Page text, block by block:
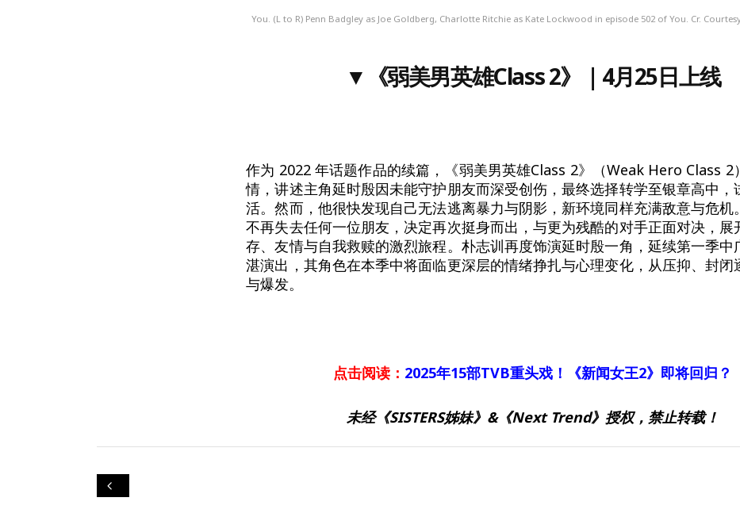
You. (L to R) Penn Badgley as Joe Goldberg, Charlotte Ritchie as Kate Lockwood in episode 502 of You. Cr.
▼ 《弱美男英雄Class 2》｜4月25日上线
作为 2022 年话题作品的续篇，《弱美男英雄Class 2》（Weak Hero Class 2
情，讲述主角延时殷因未能守护朋友而深受创伤，最终选择转学至银章高中，
活。然而，他很快发现自己无法逃离暴力与阴影，新环境同样充满敌意与危机
不再失去任何一位朋友，决定再次挺身而出，与更为残酷的对手正面对决，展
存、友情与自我救赎的激烈旅程。朴志训再度饰演延时殷一角，延续第一季中
湛演出，其角色在本季中将面临更深层的情绪挣扎与心理变化，从压抑、封闭
与爆发。
点击阅读： 2025年15部TVB重头戏！《新闻女王2》即将回归？
未经《SISTERS姊妹》&《Next Trend》授权，禁止转载！